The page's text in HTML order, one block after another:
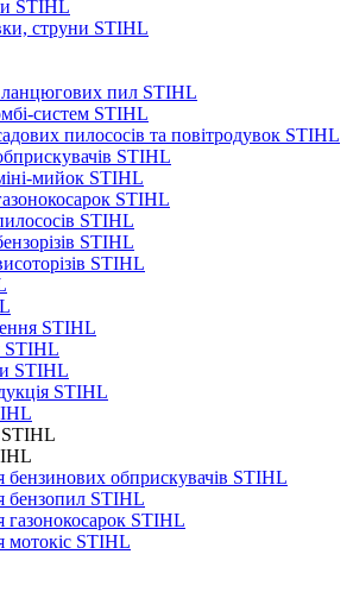
STIHL
струни STIHL
ланцюгових пил STIHL
систем STIHL
пилососів та повітродувок STIHL
STIHL
мийок STIHL
STIHL
STIHL
STIHL
STIHL
STIHL
STIHL
STIHL
STIHL
STIHL
бензинових обприскувачів STIHL
бензопил STIHL
газонокосарок STIHL
мотокіс STIHL